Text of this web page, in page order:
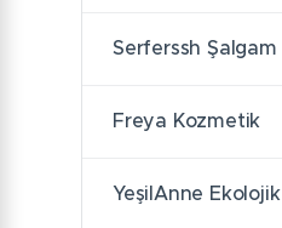
Serferssh Şalgam
Freya Kozmetik
YeşilAnne Ekolojik